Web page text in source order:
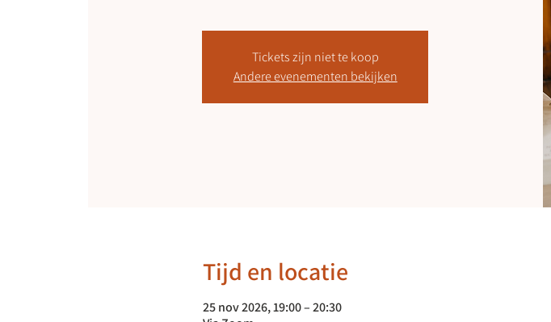
Tickets zijn niet te koop
Andere evenementen bekijken
Tijd en locatie
25 nov 2026, 19:00 – 20:30